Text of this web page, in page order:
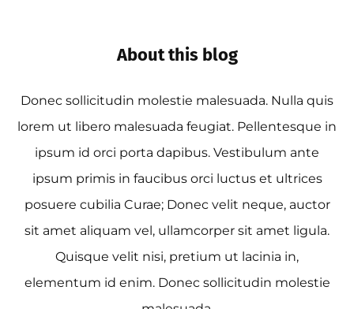
About this blog
Donec sollicitudin molestie malesuada. Nulla quis
lorem ut libero malesuada feugiat. Pellentesque in
ipsum id orci porta dapibus. Vestibulum ante
ipsum primis in faucibus orci luctus et ultrices
posuere cubilia Curae; Donec velit neque, auctor
sit amet aliquam vel, ullamcorper sit amet ligula.
Quisque velit nisi, pretium ut lacinia in,
elementum id enim. Donec sollicitudin molestie